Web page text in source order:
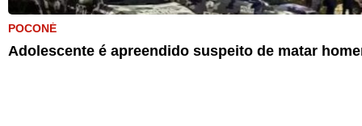
POCONÉ
Adolescente é apreendido suspeito de matar